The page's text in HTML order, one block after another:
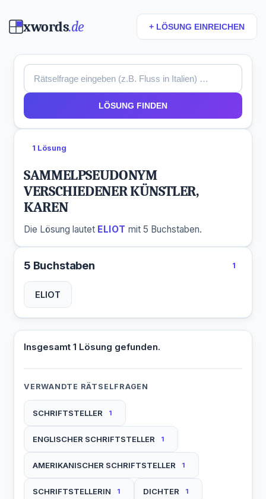
xwords.de + LÖSUNG EINREICHEN
LÖSUNG FINDEN
1 Lösung
SAMMELPSEUDONYM
VERSCHIEDENER KÜNSTLER,
KAREN
Die Lösung lautet ELIOT mit 5 Buchstaben.
5 Buchstaben 1
ELIOT
Insgesamt 1 Lösung gefunden.
VERWANDTE RÄTSELFRAGEN
SCHRIFTSTELLER 1
ENGLISCHER SCHRIFTSTELLER 1
AMERIKANISCHER SCHRIFTSTELLER 1
SCHRIFTSTELLERIN 1 DICHTER 1